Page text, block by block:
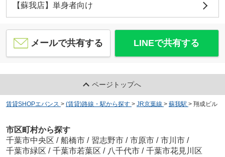
【蘇我店】単身者向け
メールで共有する LINEで共有する
ページトップへ
賃貸SHOPエバンス > (賃貸)路線・駅から探す > JR京葉線 > 蘇我駅 > 翔成ビル
市区町村から探す
千葉市中央区 / 船橋市 / 習志野市 / 市原市 / 市川市 /
千葉市緑区 / 千葉市若葉区 / 八千代市 / 千葉市花見川区